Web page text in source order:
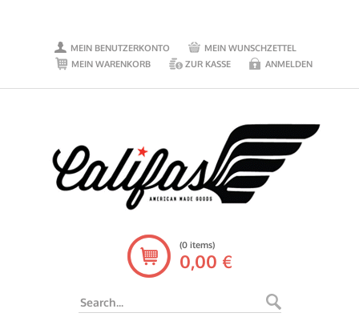
MEIN BENUTZERKONTO
MEIN WUNSCHZETTEL
MEIN WARENKORB
ZUR KASSE ANMELDEN
(0 items)
0,00 €